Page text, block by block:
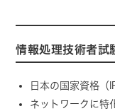
情報処理技術者試
日本の国家資格（
ネットワークに特